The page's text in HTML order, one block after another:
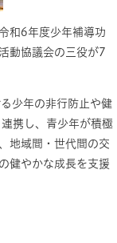
和6年度少年補導功
動協議会の三役が7
少年の非行防止や健
携し、青少年が積極
地域間・世代間の交
健やかな成長を支援